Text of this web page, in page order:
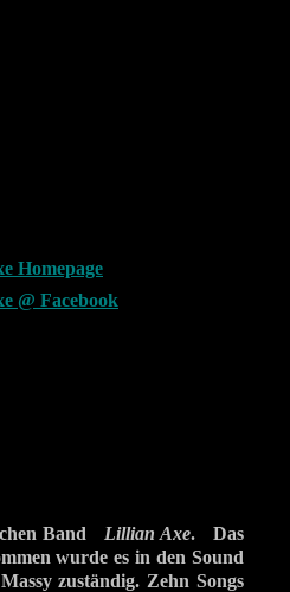
Homepage
@ Facebook
Band Lillian Axe. Das
wurde es in den Sound
zuständig. Zehn Songs